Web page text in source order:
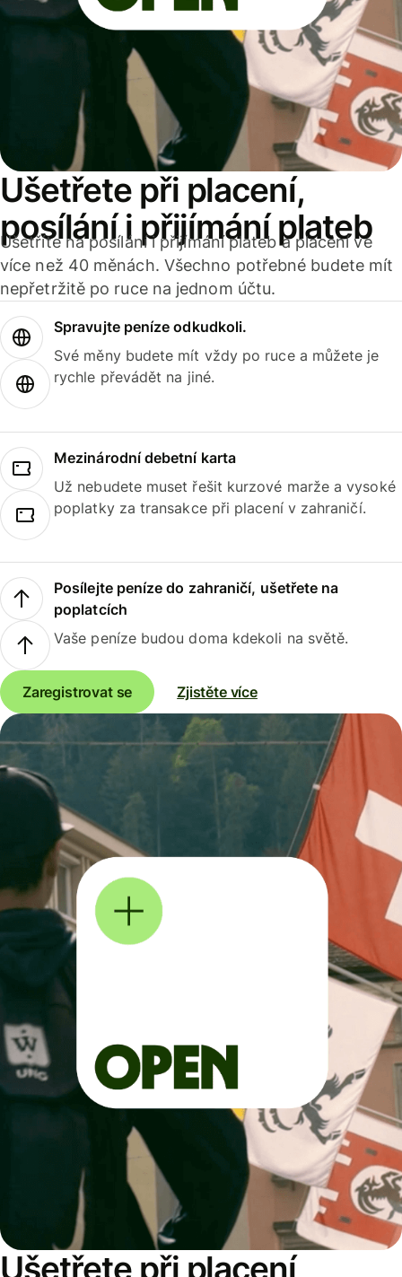
Ušetřete při placení,
posílání i přijímání plateb
Ušetříte na posílání i přijímání plateb a placení ve
více než 40 měnách. Všechno potřebné budete mít
nepřetržitě po ruce na jednom účtu.
Spravujte peníze odkudkoli.
Své měny budete mít vždy po ruce a můžete je
rychle převádět na jiné.
Mezinárodní debetní karta
Už nebudete muset řešit kurzové marže a vysoké
poplatky za transakce při placení v zahraničí.
Posílejte peníze do zahraničí, ušetřete na
poplatcích
Vaše peníze budou doma kdekoli na světě.
Zaregistrovat se Zjistěte více
Ušetřete při placení,